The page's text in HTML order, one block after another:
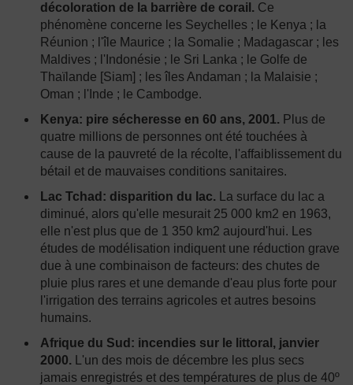
décoloration de la barrière de corail. Ce
phénomène concerne les Seychelles ; le Kenya ; la
Réunion ; l'île Maurice ; la Somalie ; Madagascar ; les
Maldives ; l'Indonésie ; le Sri Lanka ; le Golfe de
Thaïlande [Siam] ; les îles Andaman ; la Malaisie ;
Oman ; l'Inde ; le Cambodge.
Kenya: pire sécheresse en 60 ans, 2001. Plus de
quatre millions de personnes ont été touchées à
cause de la pauvreté de la récolte, l'affaiblissement du
bétail et de mauvaises conditions sanitaires.
Lac Tchad: disparition du lac. La surface du lac a
diminué, alors qu'elle mesurait 25 000 km2 en 1963,
elle n'est plus que de 1 350 km2 aujourd'hui. Les
études de modélisation indiquent une réduction grave
due à une combinaison de facteurs: des chutes de
pluie plus rares et une demande d'eau plus forte pour
l'irrigation des terrains agricoles et autres besoins
humains.
Afrique du Sud: incendies sur le littoral, janvier
2000.
L'un des mois de décembre les plus secs
jamais enregistrés et des températures de plus de 40º